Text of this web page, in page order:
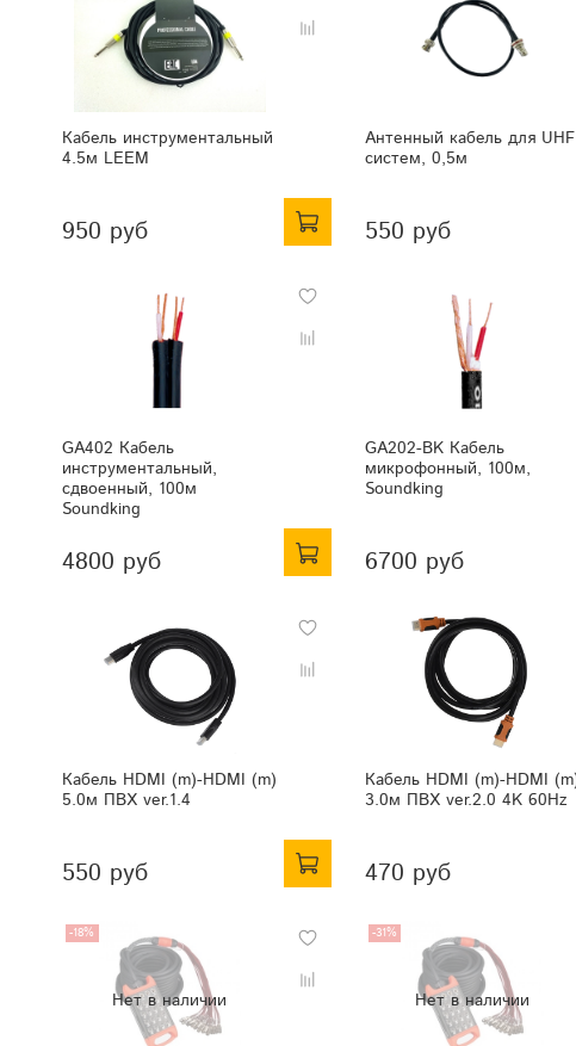
Кабель инструментальный
4.5м LEEM
950 руб
Антенный кабель для UHF
систем, 0,5м
550 руб
GA402 Кабель
инструментальный,
сдвоенный, 100м
Soundking
4800 руб
GA202-BK Кабель
микрофонный, 100м,
Soundking
6700 руб
Кабель HDMI (m)-HDMI (m)
5.0м ПВХ ver.1.4
550 руб
Кабель HDMI (m)-HDMI
3.0м ПВХ ver.2.0 4K 60Hz
470 руб
-18% -31%